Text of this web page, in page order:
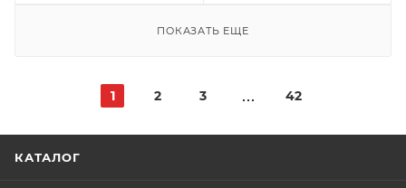
ПОКАЗАТЬ ЕЩЕ
1 2 3 42
КАТАЛОГ